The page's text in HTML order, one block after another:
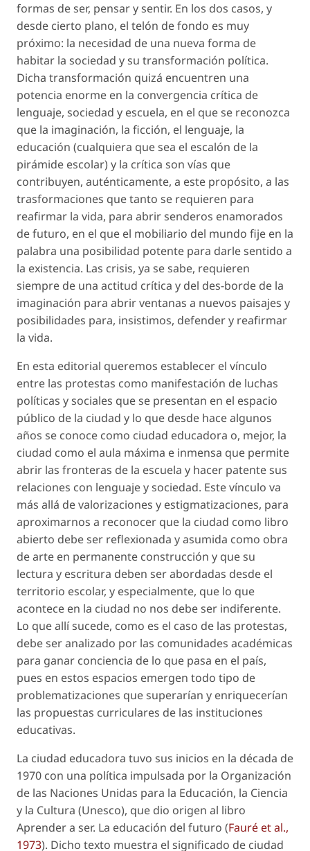
formas de ser, pensar y sentir. En los dos casos, y
desde cierto plano, el telón de fondo es muy
próximo: la necesidad de una nueva forma de
habitar la sociedad y su transformación política.
Dicha transformación quizá encuentren una
potencia enorme en la convergencia crítica de
lenguaje, sociedad y escuela, en el que se reconozca
que la imaginación, la ficción, el lenguaje, la
educación (cualquiera que sea el escalón de la
pirámide escolar) y la crítica son vías que
contribuyen, auténticamente, a este propósito, a las
trasformaciones que tanto se requieren para
reafirmar la vida, para abrir senderos enamorados
de futuro, en el que el mobiliario del mundo fije en la
palabra una posibilidad potente para darle sentido a
la existencia. Las crisis, ya se sabe, requieren
siempre de una actitud crítica y del des-borde de la
imaginación para abrir ventanas a nuevos paisajes y
posibilidades para, insistimos, defender y reafirmar
la vida.
En esta editorial queremos establecer el vínculo
entre las protestas como manifestación de luchas
políticas y sociales que se presentan en el espacio
público de la ciudad y lo que desde hace algunos
años se conoce como ciudad educadora o, mejor, la
ciudad como el aula máxima e inmensa que permite
abrir las fronteras de la escuela y hacer patente sus
relaciones con lenguaje y sociedad. Este vínculo va
más allá de valorizaciones y estigmatizaciones, para
aproximarnos a reconocer que la ciudad como libro
abierto debe ser reflexionada y asumida como obra
de arte en permanente construcción y que su
lectura y escritura deben ser abordadas desde el
territorio escolar, y especialmente, que lo que
acontece en la ciudad no nos debe ser indiferente.
Lo que allí sucede, como es el caso de las protestas,
debe ser analizado por las comunidades académicas
para ganar conciencia de lo que pasa en el país,
pues en estos espacios emergen todo tipo de
problematizaciones que superarían y enriquecerían
las propuestas curriculares de las instituciones
educativas.
La ciudad educadora tuvo sus inicios en la década de
1970 con una política impulsada por la Organización
de las Naciones Unidas para la Educación, la Ciencia
y la Cultura (Unesco), que dio origen al libro
Aprender a ser. La educación del futuro (Fauré et al.,
1973). Dicho texto muestra el significado de ciudad